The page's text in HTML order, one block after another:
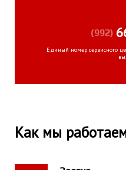
(992)
Единый номер сервисного
Как мы